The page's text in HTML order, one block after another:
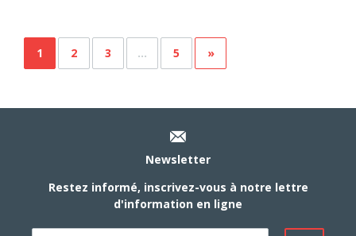
1 2 3 … 5 »
Newsletter
Restez informé, inscrivez-vous à notre lettre
d'information en ligne